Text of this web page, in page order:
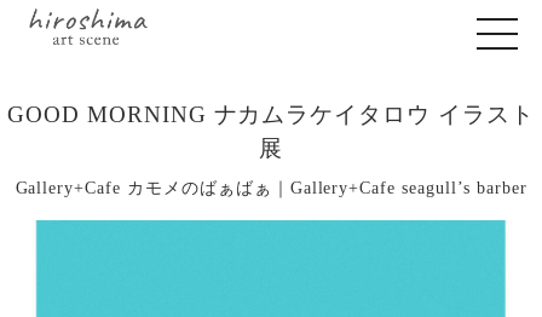
GOOD MORNING ナカムラケイタロウ イラスト
展
Gallery+Cafe カモメのばぁばぁ｜Gallery+Cafe seagull’s barber